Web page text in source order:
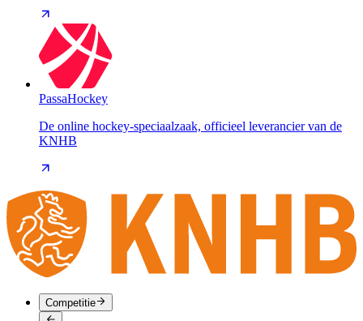
PassaHockey
De online hockey-speciaalzaak, officieel leverancier van de
KNHB
Competitie